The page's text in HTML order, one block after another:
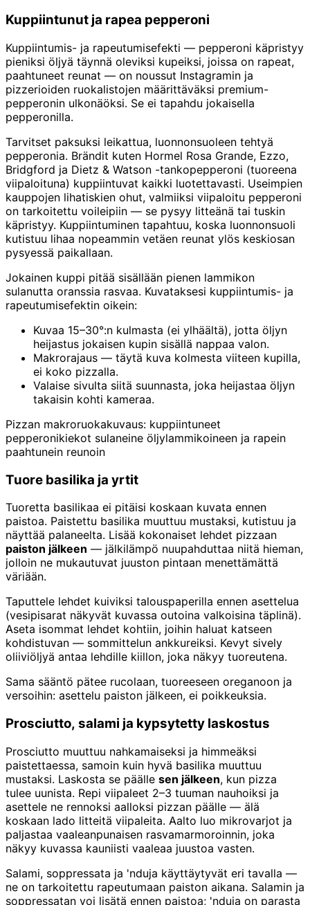
Kuppiintunut ja rapea pepperoni
Kuppiintumis- ja rapeutumisefekti — pepperoni käpristyy
pieniksi öljyä täynnä oleviksi kupeiksi, joissa on rapeat,
paahtuneet reunat — on noussut Instagramin ja
pizzerioiden ruokalistojen määrittäväksi premium-
pepperonin ulkonäöksi. Se ei tapahdu jokaisella
pepperonilla.
Tarvitset paksuksi leikattua, luonnonsuoleen tehtyä
pepperonia. Brändit kuten Hormel Rosa Grande, Ezzo,
Bridgford ja Dietz & Watson -tankopepperoni (tuoreena
viipaloituna) kuppiintuvat kaikki luotettavasti. Useimpien
kauppojen lihatiskien ohut, valmiiksi viipaloitu pepperoni
on tarkoitettu voileipiin — se pysyy litteänä tai tuskin
käpristyy. Kuppiintuminen tapahtuu, koska luonnonsuoli
kutistuu lihaa nopeammin vetäen reunat ylös keskiosan
pysyessä paikallaan.
Jokainen kuppi pitää sisällään pienen lammikon
sulanutta oranssia rasvaa. Kuvataksesi kuppiintumis- ja
rapeutumisefektin oikein:
Kuvaa 15–30°:n kulmasta (ei ylhäältä), jotta öljyn
heijastus jokaisen kupin sisällä nappaa valon.
Makrorajaus — täytä kuva kolmesta viiteen kupilla,
ei koko pizzalla.
Valaise sivulta siitä suunnasta, joka heijastaa öljyn
takaisin kohti kameraa.
Pizzan makroruokakuvaus: kuppiintuneet
pepperonikiekot sulaneine öljylammikoineen ja rapein
paahtunein reunoin
Tuore basilika ja yrtit
Tuoretta basilikaa ei pitäisi koskaan kuvata ennen
paistoa. Paistettu basilika muuttuu mustaksi, kutistuu ja
näyttää palaneelta. Lisää kokonaiset lehdet pizzaan
paiston jälkeen — jälkilämpö nuupahduttaa niitä hieman,
jolloin ne mukautuvat juuston pintaan menettämättä
väriään.
Taputtele lehdet kuiviksi talouspaperilla ennen asettelua
(vesipisarat näkyvät kuvassa outoina valkoisina täplinä).
Aseta isommat lehdet kohtiin, joihin haluat katseen
kohdistuvan — sommittelun ankkureiksi. Kevyt sively
oliiviöljyä antaa lehdille kiillon, joka näkyy tuoreutena.
Sama sääntö pätee rucolaan, tuoreeseen oreganoon ja
versoihin: asettelu paiston jälkeen, ei poikkeuksia.
Prosciutto, salami ja kypsytetty laskostus
Prosciutto muuttuu nahkamaiseksi ja himmeäksi
paistettaessa, samoin kuin hyvä basilika muuttuu
mustaksi. Laskosta se päälle sen jälkeen, kun pizza
tulee uunista. Repi viipaleet 2–3 tuuman nauhoiksi ja
asettele ne rennoksi aalloksi pizzan päälle — älä
koskaan lado litteitä viipaleita. Aalto luo mikrovarjot ja
paljastaa vaaleanpunaisen rasvamarmoroinnin, joka
näkyy kuvassa kauniisti vaaleaa juustoa vasten.
Salami, soppressata ja 'nduja käyttäytyvät eri tavalla —
ne on tarkoitettu rapeutumaan paiston aikana. Salamin ja
soppressatan voi lisätä ennen paistoa; 'nduja on parasta